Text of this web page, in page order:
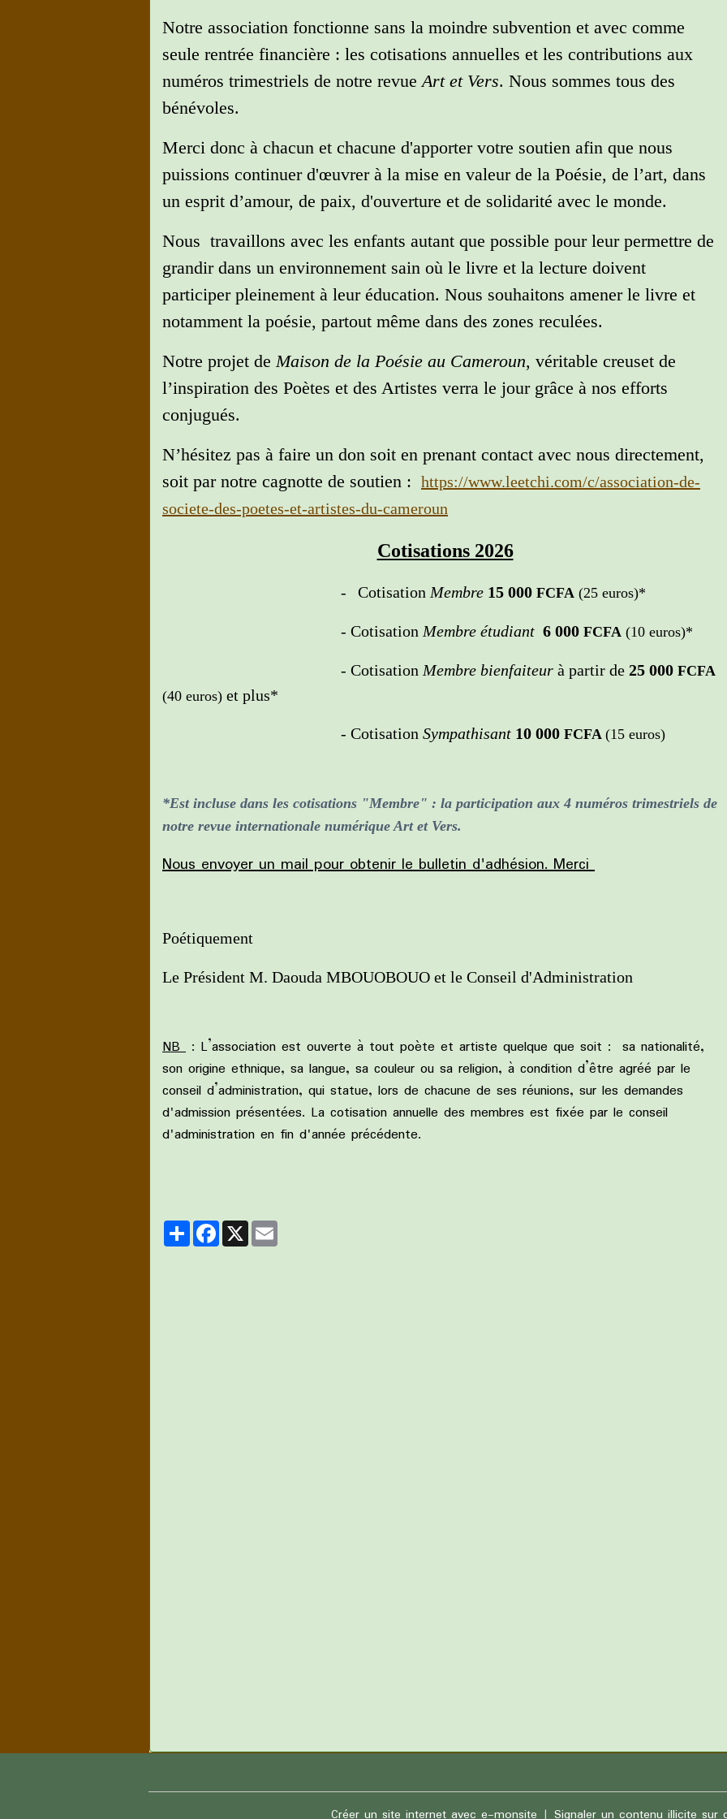
Notre association fonctionne sans la moindre subvention et avec comme
seule rentrée financière : les cotisations annuelles et les contributions aux
numéros trimestriels de notre revueArt et Vers. Nous sommes tous des
bénévoles.
Merci donc à chacun et chacune d'apporter votre soutien afin que nous
puissions continuer d'œuvrer à la mise en valeur de la Poésie, de l’art, dans
un esprit d’amour, de paix, d'ouverture et de solidarité avec le monde.
Nous travaillons avec les enfants autant que possible pour leur permettre de
grandir dans un environnement sain où le livre et la lecture doivent
participer pleinement à leur éducation. Nous souhaitons amener le livre et
notamment la poésie, partout même dans des zones reculées.
Notre projet deMaison de la Poésie au Cameroun, véritable creuset de
l’inspiration des Poètes et des Artistes verra le jour grâce à nos efforts
conjugués.
N’hésitez pas à faire un don soit en prenant contact avec nous directement,
soit par notre cagnotte de soutien : https://www.leetchi.com/c/association-de-
societe-des-poetes-et-artistes-du-cameroun
Cotisations 2026
- Cotisation Membre 15 000 FCFA (25 euros)*
- Cotisation Membre étudiant 6 000 FCFA (10 euros)*
- Cotisation Membre bienfaiteur à partir de 25 000 FCFA
(40 euros) et plus*
- Cotisation Sympathisant 10 000 FCFA (15 euros)
*Est incluse dans les cotisations "Membre" : la participation aux 4 numéros trimestriels de
notre revue internationale numérique Art et Vers.
Nous envoyer un mail pour obtenir le bulletin d'adhésion. Merci
Poétiquement
Le Président M. Daouda MBOUOBOUO et le Conseil d'Administration
NB : L’association est ouverte à tout poète et artiste quelque que soit : sa nationalité,
son origine ethnique, sa langue, sa couleur ou sa religion, à condition d’être agréé par le
conseil d’administration, qui statue, lors de chacune de ses réunions, sur les demandes
d'admission présentées. La cotisation annuelle des membres est fixée par le conseil
d'administration en fin d'année précédente.
PartagerFacebook
X
Créer un site internet avec e-monsite Signaler un contenu illicite sur